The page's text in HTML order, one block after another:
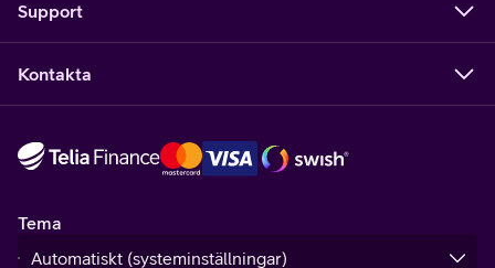
Support
Kontakta
Tema